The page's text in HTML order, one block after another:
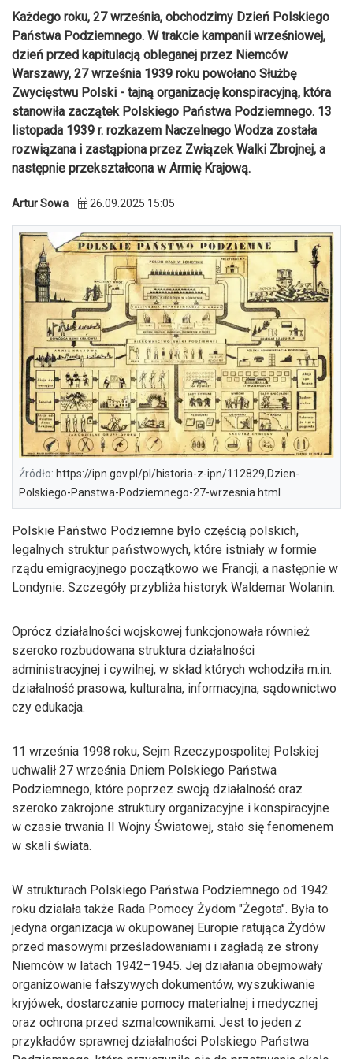
Każdego roku, 27 września, obchodzimy Dzień Polskiego
Państwa Podziemnego. W trakcie kampanii wrześniowej,
dzień przed kapitulacją obleganej przez Niemców
Warszawy, 27 września 1939 roku powołano Służbę
Zwycięstwu Polski - tajną organizację konspiracyjną, która
stanowiła zaczątek Polskiego Państwa Podziemnego. 13
listopada 1939 r. rozkazem Naczelnego Wodza została
rozwiązana i zastąpiona przez Związek Walki Zbrojnej, a
następnie przekształcona w Armię Krajową.
Artur Sowa 26.09.2025 15:05
Źródło: https://ipn.gov.pl/pl/historia-z-ipn/112829,Dzien-
Polskiego-Panstwa-Podziemnego-27-wrzesnia.html
Polskie Państwo Podziemne było częścią polskich,
legalnych struktur państwowych, które istniały w formie
rządu emigracyjnego początkowo we Francji, a następnie w
Londynie. Szczegóły przybliża historyk Waldemar Wolanin.
Oprócz działalności wojskowej funkcjonowała również
szeroko rozbudowana struktura działalności
administracyjnej i cywilnej, w skład których wchodziła m.in.
działalność prasowa, kulturalna, informacyjna, sądownictwo
czy edukacja.
11 września 1998 roku, Sejm Rzeczypospolitej Polskiej
uchwalił 27 września Dniem Polskiego Państwa
Podziemnego, które poprzez swoją działalność oraz
szeroko zakrojone struktury organizacyjne i konspiracyjne
w czasie trwania II Wojny Światowej, stało się fenomenem
w skali świata.
W strukturach Polskiego Państwa Podziemnego od 1942
roku działała także Rada Pomocy Żydom "Żegota". Była to
jedyna organizacja w okupowanej Europie ratująca Żydów
przed masowymi prześladowaniami i zagładą ze strony
Niemców w latach 1942–1945. Jej działania obejmowały
organizowanie fałszywych dokumentów, wyszukiwanie
kryjówek, dostarczanie pomocy materialnej i medycznej
oraz ochrona przed szmalcownikami. Jest to jeden z
przykładów sprawnej działalności Polskiego Państwa